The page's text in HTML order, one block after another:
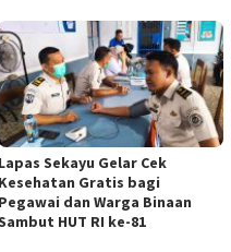
Lapas Sekayu Gelar Cek
Kesehatan Gratis bagi
Pegawai dan Warga Binaan
HUT RI ke-81